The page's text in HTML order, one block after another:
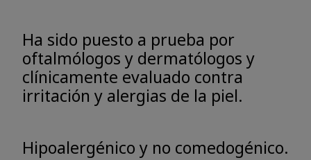
Ha sido puesto a prueba por
oftalmólogos y dermatólogos y
clínicamente evaluado contra
irritación y alergias de la piel.
Hipoalergénico y no comedogénico.